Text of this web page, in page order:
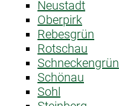
Neustadt
Oberpirk
Rebesgrün
Rotschau
Schneckengrün
Schönau
Sohl